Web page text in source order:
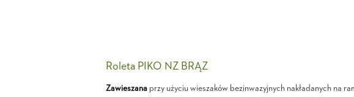
Roleta PIKO NZ BRĄZ
Zawieszanaprzy użyciu wieszaków bezinwazyjnych nakładanych na